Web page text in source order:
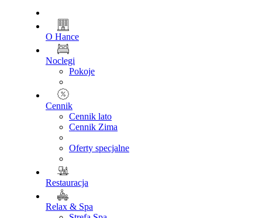
O Hance
Noclegi
Pokoje
Cennik
Cennik lato
Cennik Zima
Oferty specjalne
Restauracja
Relax & Spa